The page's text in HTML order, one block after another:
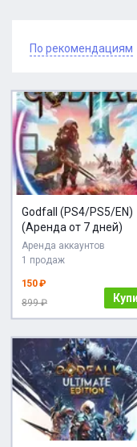
По рекомендациям
Godfall (PS4/PS5/EN)
(Аренда от 7 дней)
Аренда аккаунтов
1 продаж
150 ₽
899 ₽